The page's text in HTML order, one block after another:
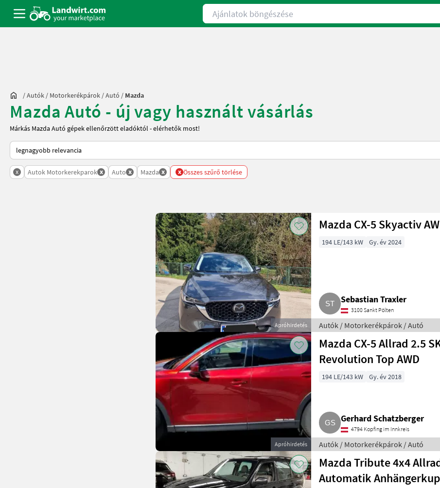
Ajánlatok böngészése
/Autók / Motorkerékpárok /Autó / Mazda
Mazda Autó - új vagy használt vásárlás
Márkás Mazda Autó gépek ellenőrzött eladóktól - elérhetők most!
Így van sorba rendezve a Landwirt.com-on
x Autok Motorkerekparok x Auto x Mazda x x Összes szűrő törlése
Apróhirdetés
Mazda CX-5 Skyactiv
194 LE/143 kW Gy. év 2024
Sebastian Traxler
3100 Sankt Pölten
Autók / Motorkerékpárok / Autó
Apróhirdetés
Mazda CX-5 Allrad 2.5
Revolution Top AWD
194 LE/143 kW Gy. év 2018
Gerhard Schatzberger
4794 Kopfing im Innkreis
Autók / Motorkerékpárok / Autó
Mazda Tribute 4x4
Automatik